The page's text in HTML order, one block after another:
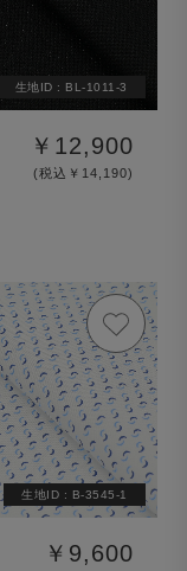
生地ID : BL-1011-3
￥12,900
(税込￥14,190)
生地ID : B-3545-1
￥9,600